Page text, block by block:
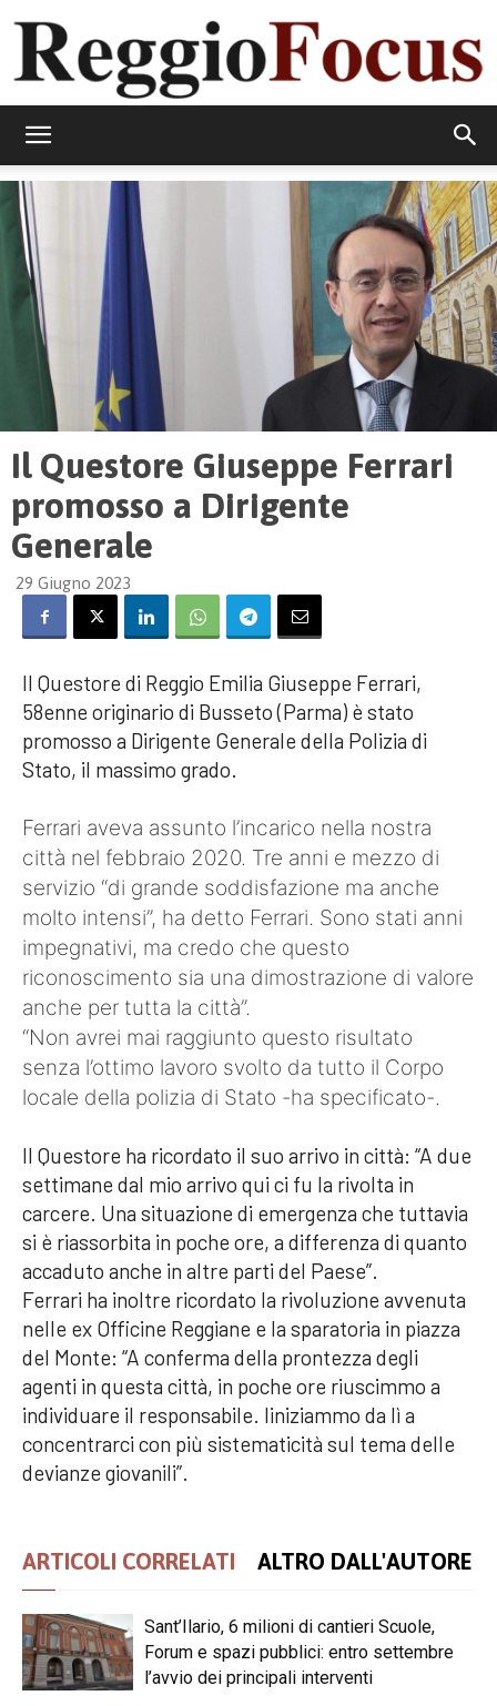
Il Questore Giuseppe Ferrari
promosso a Dirigente
Generale
29 Giugno 2023
Il Questore di Reggio Emilia Giuseppe Ferrari,
58enne originario di Busseto (Parma) è stato
promosso a Dirigente Generale della Polizia di
Stato, il massimo grado.
Ferrari aveva assunto l’incarico nella nostra
città nel febbraio 2020. Tre anni e mezzo di
servizio “di grande soddisfazione ma anche
molto intensi”, ha detto Ferrari. Sono stati anni
impegnativi, ma credo che questo
riconoscimento sia una dimostrazione di valore
anche per tutta la città”.
“Non avrei mai raggiunto questo risultato
senza l’ottimo lavoro svolto da tutto il Corpo
locale della polizia di Stato -ha specificato-.
Il Questore ha ricordato il suo arrivo in città: “A due
settimane dal mio arrivo qui ci fu la rivolta in
carcere. Una situazione di emergenza che tuttavia
si è riassorbita in poche ore, a differenza di quanto
accaduto anche in altre parti del Paese”.
Ferrari ha inoltre ricordato la rivoluzione avvenuta
nelle ex Officine Reggiane e la sparatoria in piazza
del Monte: “A conferma della prontezza degli
agenti in questa città, in poche ore riuscimmo a
individuare il responsabile. Iiniziammo da lì a
concentrarci con più sistematicità sul tema delle
devianze giovanili”.
ARTICOLI CORRELATI ALTRO DALL'AUTORE
Sant’Ilario, 6 milioni di cantieri Scuole,
Forum e spazi pubblici: entro settembre
l’avvio dei principali interventi